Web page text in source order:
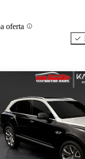
oferta
Aviso